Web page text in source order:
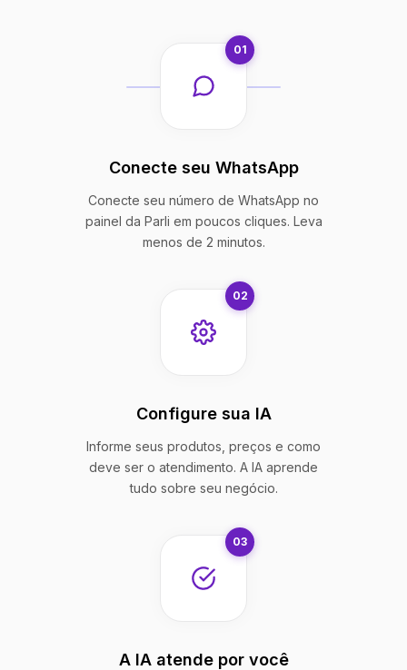
01
Conecte seu WhatsApp
Conecte seu número de WhatsApp no
painel da Parli em poucos cliques. Leva
menos de 2 minutos.
02
Configure sua IA
Informe seus produtos, preços e como
deve ser o atendimento. A IA aprende
tudo sobre seu negócio.
03
A IA atende por você